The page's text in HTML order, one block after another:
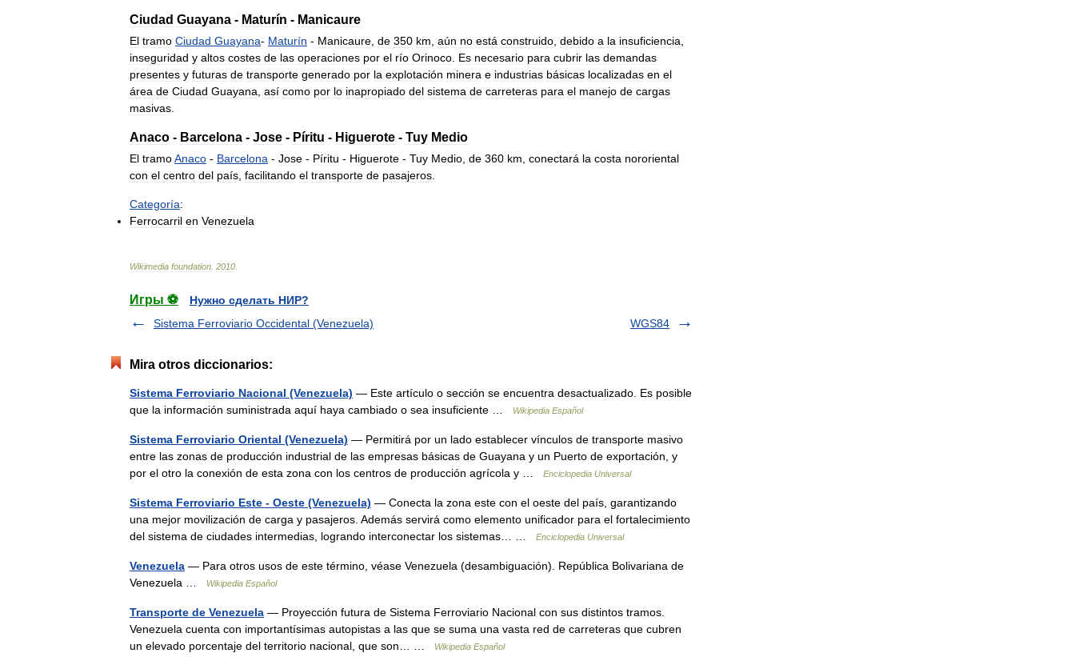
Ciudad Guayana - Maturín - Manicaure
El tramo Ciudad Guayana- Maturín - Manicaure de 350 km aún no está construido debido a la insuficiencia
inseguridad y altos costes de las operaciones por el río Orinoco Es necesario para cubrir las demandas
presentes y futuras de transporte generado por la explotación minera e industrias básicas localizadas en el
área de Ciudad Guayana así como por lo inapropiado del sistema de carreteras para el manejo de cargas
masivas
Anaco - Barcelona - Jose - Píritu - Higuerote - Tuy Medio
El tramoAnaco - Barcelona - Jose - Píritu - Higuerote - Tuy Medio de 360 km conectará la costa nororiental
con el centro del país facilitando el transporte de pasajeros
Categoría:
Ferrocarril en Venezuela
Wikimedia foundation 2010
Игры ⚽
Нужно сделать НИР?
Sistema Ferroviario Occidental (Venezuela)
WGS84
Mira otros diccionarios:
Sistema Ferroviario Nacional (Venezuela) — Este artículo o sección se encuentra desactualizado. Es posible
que la información suministrada aquí haya cambiado o sea insuficiente …
Wikipedia Español
Sistema Ferroviario Oriental (Venezuela) — Permitirá por un lado establecer vínculos de transporte masivo
entre las zonas de producción industrial de las empresas básicas de Guayana y un Puerto de exportación, y
por el otro la conexión de esta zona con los centros de producción agrícola y …
Enciclopedia Universal
Sistema Ferroviario Este - Oeste (Venezuela) — Conecta la zona este con el oeste del país, garantizando
una mejor movilización de carga y pasajeros. Además servirá como elemento unificador para el fortalecimiento
del sistema de ciudades intermedias, logrando interconectar los sistemas… …
Enciclopedia Universal
Venezuela — Para otros usos de este término, véase Venezuela (desambiguación). República Bolivariana de
Venezuela …
Wikipedia Español
Transporte de Venezuela — Proyección futura de Sistema Ferroviario Nacional con sus distintos tramos.
Venezuela cuenta con importantísimas autopistas a las que se suma una vasta red de carreteras que cubren
un elevado porcentaje del territorio nacional, que son… …
Wikipedia Español